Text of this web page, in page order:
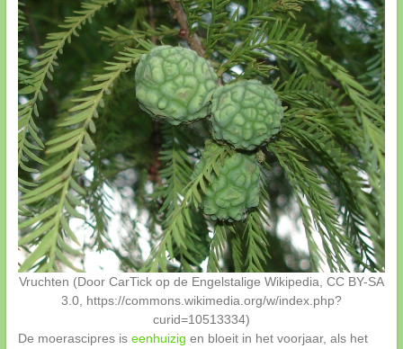
Vruchten (Door CarTick op de Engelstalige Wikipedia, CC BY-SA
3.0, https://commons.wikimedia.org/w/index.php?
curid=10513334)
De moerascipres is eenhuizig en bloeit in het voorjaar, als het